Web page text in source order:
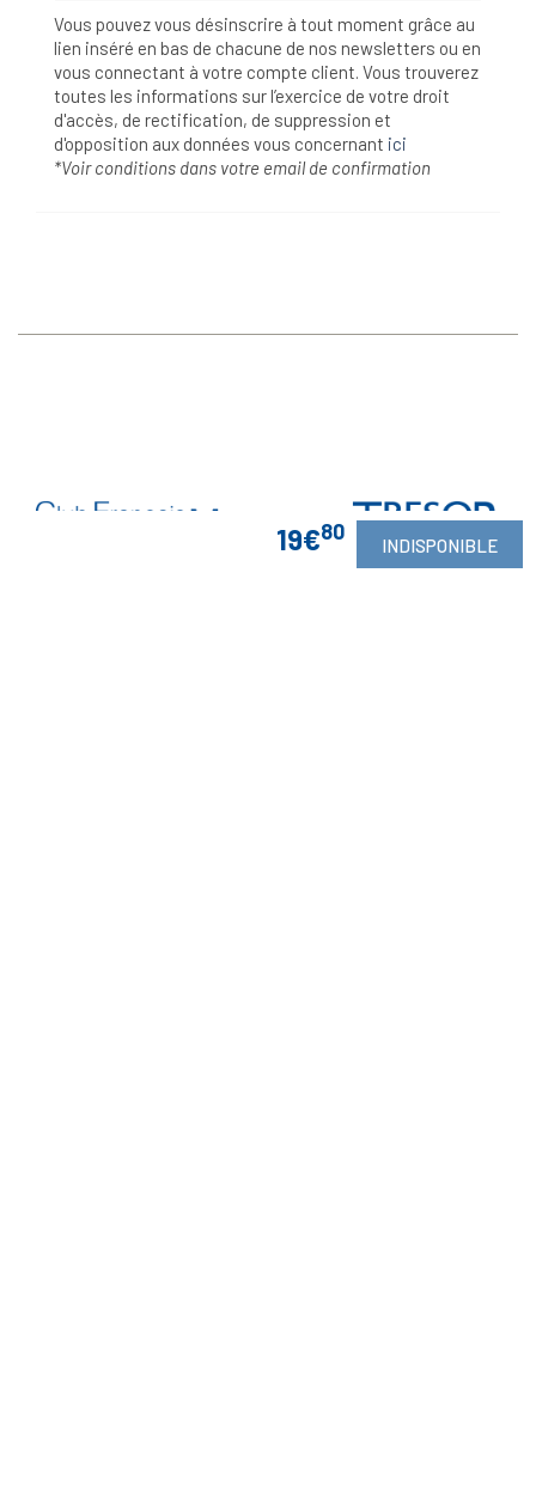
19€80
INDISPONIBLE
Vous pouvez vous désinscrire à tout moment grâce au
lien inséré en bas de chacune de nos newsletters ou en
vous connectant à votre compte client. Vous trouverez
toutes les informations sur l’exercice de votre droit
d'accès, de rectification, de suppression et
d'opposition aux données vous concernant ici
*Voir conditions dans votre email de confirmation